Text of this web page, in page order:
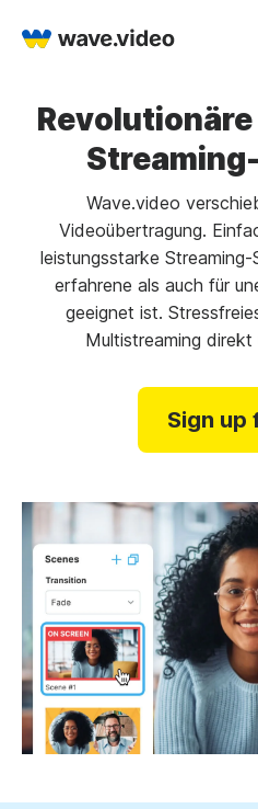
Wave.video
Videoübertragung.
leistungsstarke
erfahrene als auch für
geeignet ist.
Multistreaming
Sign